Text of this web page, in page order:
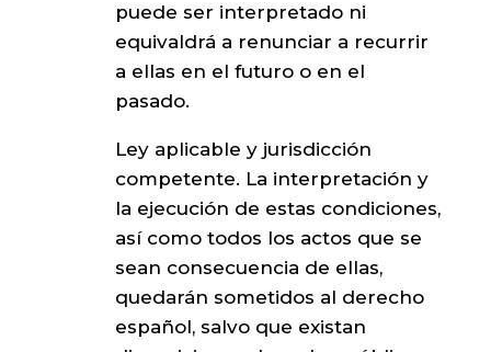
puede ser interpretado ni
equivaldrá a renunciar a recurrir
a ellas en el futuro o en el
pasado.
Ley aplicable y jurisdicción
competente. La interpretación y
la ejecución de estas condiciones,
así como todos los actos que se
sean consecuencia de ellas,
quedarán sometidos al derecho
español, salvo que existan